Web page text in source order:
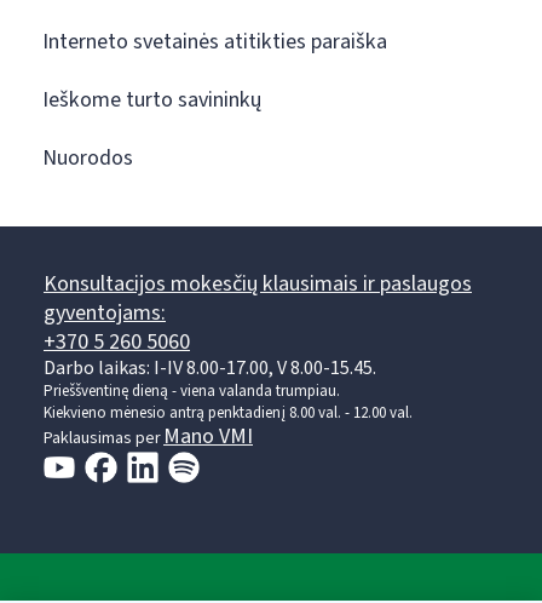
Interneto svetainės atitikties paraiška
Ieškome turto savininkų
Nuorodos
Konsultacijos mokesčių klausimais ir paslaugos
gyventojams:
+370 5 260 5060
Darbo laikas: I-IV 8.00-17.00, V 8.00-15.45.
Prieššventinę dieną - viena valanda trumpiau.
Kiekvieno mėnesio antrą penktadienį 8.00 val. - 12.00 val.
Paklausimas per Mano VMI